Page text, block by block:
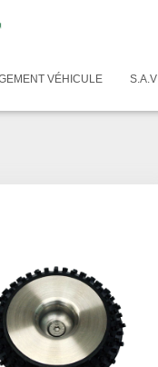
VÉHICULE S.A.V